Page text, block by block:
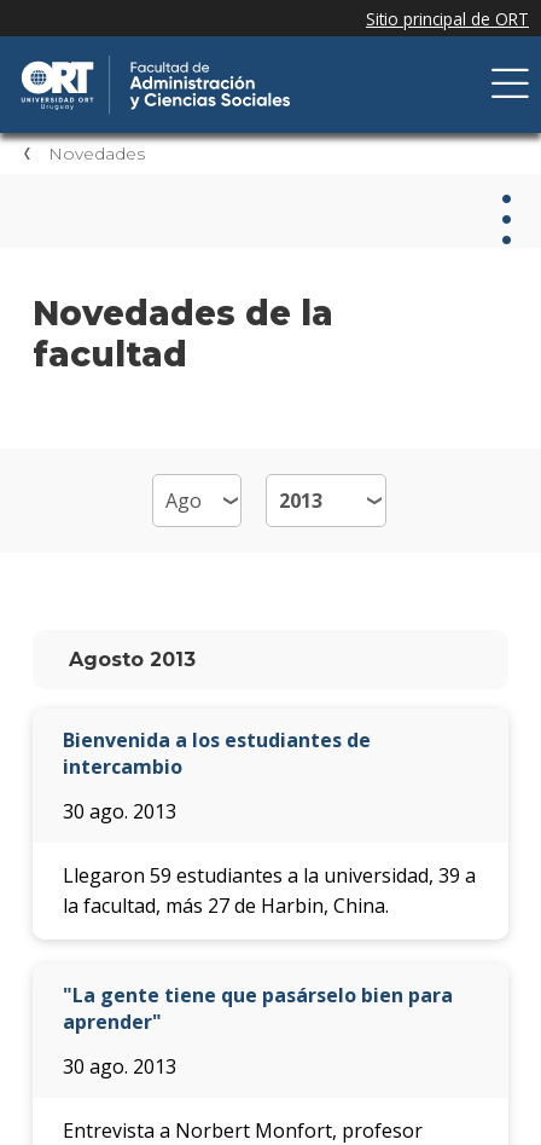
Novedades
Novedades de la
facultad
Agosto 2013
Bienvenida a los estudiantes de
intercambio
30 ago. 2013
Llegaron 59 estudiantes a la universidad, 39 a
la facultad, más 27 de Harbin, China.
"La gente tiene que pasárselo bien para
aprender"
30 ago. 2013
Entrevista a Norbert Monfort, profesor